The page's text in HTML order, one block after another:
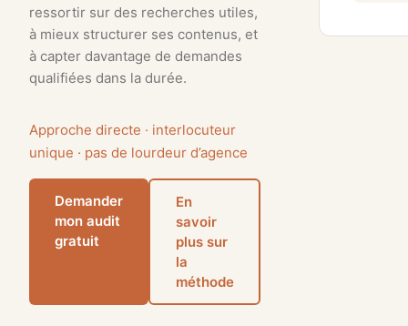
ressortir sur des recherches utiles,
à mieux structurer ses contenus, et
à capter davantage de demandes
qualifiées dans la durée.
Approche directe · interlocuteur
unique · pas de lourdeur d’agence
Demander
mon audit
gratuit
En
savoir
plus sur
la
méthode